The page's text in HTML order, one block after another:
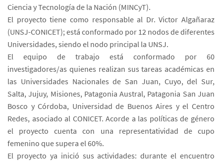
Ciencia y Tecnología de la Nación (MINCyT).
El proyecto tiene como responsable al Dr. Victor Algañaraz
(UNSJ-CONICET); está conformado por 12 nodos de diferentes
Universidades, siendo el nodo principal la UNSJ.
El equipo de trabajo está conformado por 60
investigadores/as quienes realizan sus tareas académicas en
las Universidades Nacionales de San Juan, Cuyo, del Sur,
Salta, Jujuy, Misiones, Patagonia Austral, Patagonia San Juan
Bosco y Córdoba, Universidad de Buenos Aires y el Centro
Redes, asociado al CONICET. Acorde a las políticas de género
el proyecto cuenta con una representatividad de cupo
femenino que supera el 60%.
El proyecto ya inició sus actividades: durante el encuentro